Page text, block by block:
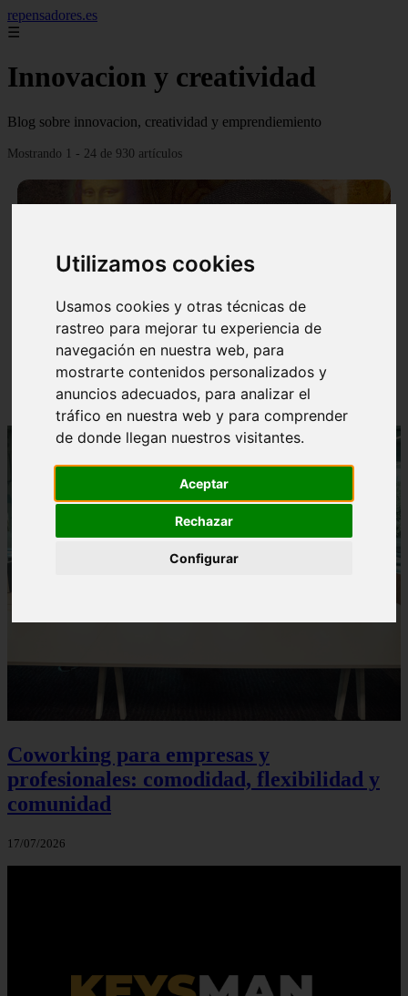
Utilizamos cookies
Usamos cookies y otras técnicas de
rastreo para mejorar tu experiencia de
navegación en nuestra web, para
mostrarte contenidos personalizados y
anuncios adecuados, para analizar el
tráfico en nuestra web y para comprender
de donde llegan nuestros visitantes.
Aceptar
Rechazar
Configurar
repensadores.es
☰
Innovacion y creatividad
Blog sobre innovacion, creatividad y emprendiemiento
Mostrando 1 - 24 de 930 artículos
La tecnica de creatividad Da Vinci
Coworking para empresas y
profesionales: comodidad, flexibilidad y
comunidad
17/07/2026